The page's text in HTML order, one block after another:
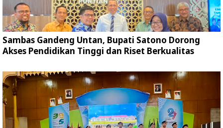
Sambas Gandeng Untan, Bupati Satono Dorong
Akses Pendidikan Tinggi dan Riset Berkualitas